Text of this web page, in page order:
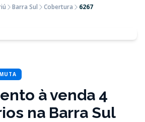
Barra Sul Cobertura 6267
à venda 4
na Barra Sul